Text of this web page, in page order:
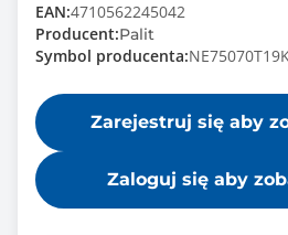
EAN:4710562245042
Producent:Palit
Symbol producenta:
Zarejestruj się aby
Zaloguj się aby